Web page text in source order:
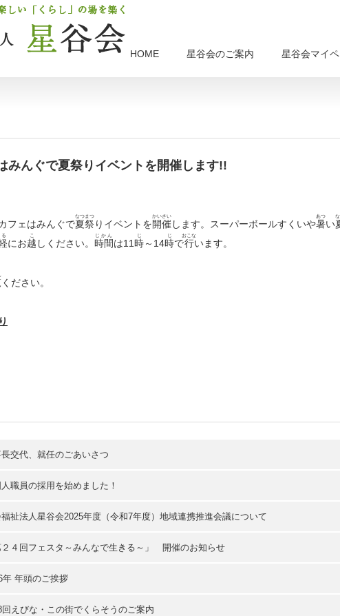
HOME 星谷会のご案内 星谷会マイペ
みんぐで夏祭りイベントを開催します!!
フェはみんぐで夏祭
なつまつ
りイベントを開催
かいさい
します。スーパーボールすくいや暑
あつ
い
にお越
こ
しください。 時間
じかん
は11時
じ
～14時
じ
で行
おこな
います。
ください。
り
交代、就任のごあいさつ
職員の採用を始めました！
祉法人星谷会2025年度（令和7年度）地域連携推進会議について
２４回フェスタ～みんなで生きる～」 開催のお知らせ
年 年頭のご挨拶
回えびな・この街でくらそうのご案内